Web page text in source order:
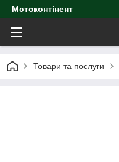
Мотоконтінент
Товари та послуги